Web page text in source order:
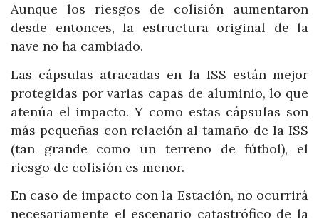
Aunque los riesgos de colisión aumentaron
desde entonces, la estructura original de la
nave no ha cambiado.
Las cápsulas atracadas en la ISS están mejor
protegidas por varias capas de aluminio, lo que
atenúa el impacto. Y como estas cápsulas son
más pequeñas con relación al tamaño de la ISS
(tan grande como un terreno de fútbol), el
riesgo de colisión es menor.
En caso de impacto con la Estación, no ocurrirá
necesariamente el escenario catastrófico de la